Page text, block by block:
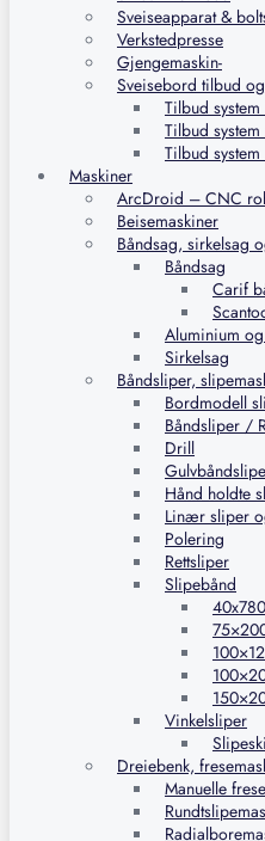
Sveiseapparat &
Verkstedpresse
Gjengemaskin-
Sveisebord tilbud
Tilbud system
Tilbud
Tilbud
Maskiner
ArcDroid – CNC
Beisemaskiner
Båndsag, sirkelsag
Båndsag
Carif
Aluminium
Sirkelsag
Båndsliper,
Bordmodell
Båndsliper /
Drill
Hånd holdte
Linær sliper
Polering
Rettsliper
Slipebånd
Vinkelsliper
Dreiebenk,
Manuelle